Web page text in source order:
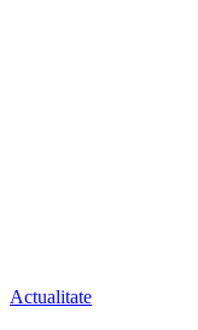
Actualitate